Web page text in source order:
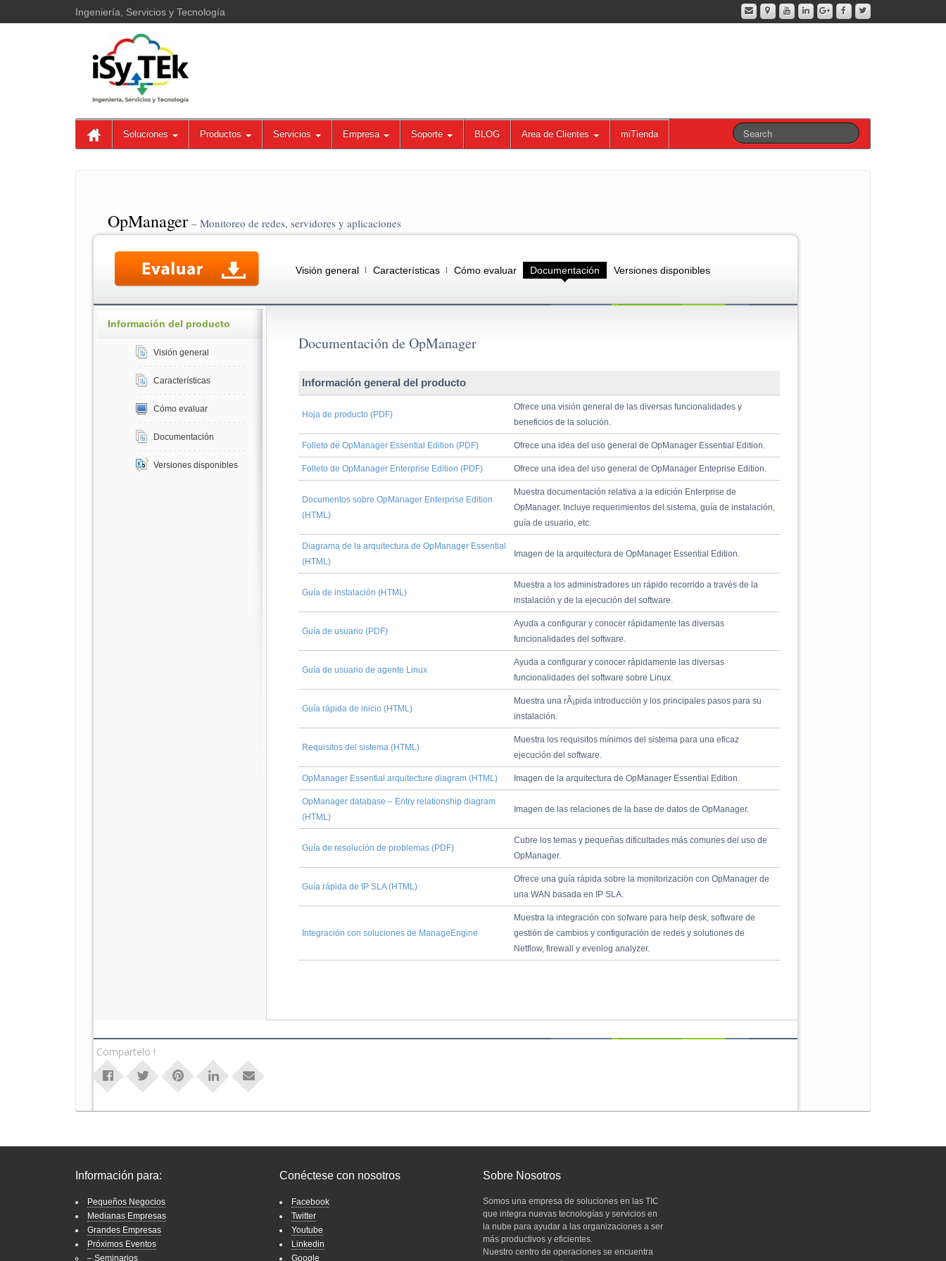
Ingeniería, Servicios y Tecnología
Soluciones Productos Servicios Empresa Soporte BLOG Area de Clientes miTienda
OpManager – Monitoreo de redes, servidores y aplicaciones
Visión general Características Cómo evaluar Documentación Versiones disponibles
Información del producto
Visión general
Características
Cómo evaluar
Documentación
Versiones disponibles
Documentación de OpManager
Información general del producto
Hoja de producto (PDF)
Ofrece una visión general de las diversas funcionalidades y
beneficios de la solución.
Folleto de OpManager Essential Edition (PDF) Ofrece una idea del uso general de OpManager Essential Edition.
Folleto de OpManager Enterprise Edition (PDF) Ofrece una idea del uso general de OpManager Enteprise Edition.
Documentos sobre OpManager Enterprise Edition
(HTML)
Muestra documentación relativa a la edición Enterprise de
OpManager. Incluye requerimientos del sistema, guí­a de instalación,
guía de usuario, etc.
Diagrama de la arquitectura de OpManager Essential
(HTML)
Imagen de la arquitectura de OpManager Essential Edition.
Guía de instalación (HTML)
Muestra a los administradores un rápido recorrido a través de la
instalación y de la ejecución del software.
Guí­a de usuario (PDF)
Ayuda a configurar y conocer rápidamente las diversas
funcionalidades del software.
Guí­a de usuario de agente Linux
Ayuda a configurar y conocer rápidamente las diversas
funcionalidades del software sobre Linux.
Guí­a rápida de inicio (HTML)
Muestra una rÃ¡pida introducción y los principales pasos para su
instalación.
Requisitos del sistema (HTML)
Muestra los requisitos mí­nimos del sistema para una eficaz
ejecución del software.
OpManager Essential arquitecture diagram (HTML) Imagen de la arquitectura de OpManager Essential Edition.
OpManager database – Entry relationship diagram
(HTML)
Imagen de las relaciones de la base de datos de OpManager.
Guí­a de resolución de problemas (PDF)
Cubre los temas y pequeñas dificultades más comunes del uso de
OpManager.
Guí­a rápida de IP SLA (HTML)
Ofrece una guí­a rápida sobre la monitorización con OpManager de
una WAN basada en IP SLA.
Integración con soluciones de ManageEngine
Muestra la integración con sofware para help desk, software de
gestión de cambios y configuración de redes y solutiones de
Netflow, firewall y evenlog analyzer.
Compartelo !
Información para:
Pequeños Negocios
Medianas Empresas
Grandes Empresas
Próximos Eventos
– Seminarios
Conéctese con nosotros
Facebook
Twitter
Youtube
Linkedin
Google
Sobre Nosotros
Somos una empresa de soluciones en las TIC
que integra nuevas tecnologías y servicios en
la nube para ayudar a las organizaciones a ser
más productivos y eficientes.
Nuestro centro de operaciones se encuentra